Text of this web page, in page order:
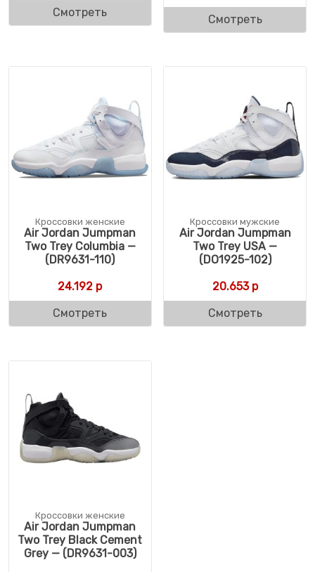
Смотреть
Смотреть
Кроссовки женские
Air Jordan Jumpman
Two Trey Columbia —
(DR9631-110)
24.192 р
Смотреть
Кроссовки мужские
Air Jordan Jumpman
Two Trey USA —
(DO1925-102)
20.653р
Смотреть
Кроссовки женские
Air Jordan Jumpman
Two Trey Black Cement
Grey — (DR9631-003)